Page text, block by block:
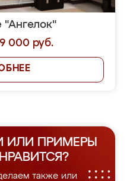
"Ангелок"
000 руб.
ИЛИ ПРИМЕРЫ
также или